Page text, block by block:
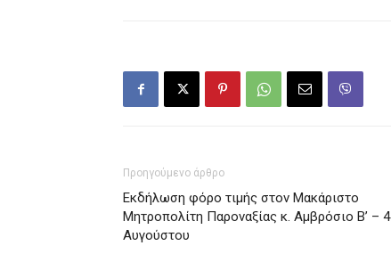
Προηγούμενο άρθρο
Εκδήλωση φόρο τιμής στον Μακάριστο
Μητροπολίτη Παροναξίας κ. Αμβρόσιο Β’ – 4
Αυγούστου